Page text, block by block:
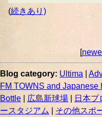
(続きあり)
[
Blog category: Ultima
FM TOWNS and Japanese
Bottle
広島新球場 日本プ
ースタジアム
その他スポ